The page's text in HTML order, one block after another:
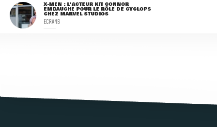
X-MEN : L'ACTEUR KIT CONNOR
EMBAUCHÉ POUR LE RÔLE DE CYCLOPS
CHEZ MARVEL STUDIOS
ECRANS